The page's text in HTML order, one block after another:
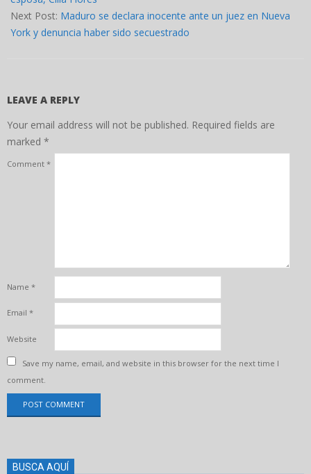
Next Post: Maduro se declara inocente ante un juez en Nueva
York y denuncia haber sido secuestrado
LEAVE A REPLY
Your email address will not be published. Required fields are
marked *
Comment *
Name *
Email *
Website
Save my name, email, and website in this browser for the next time I
comment.
BUSCA AQUÍ